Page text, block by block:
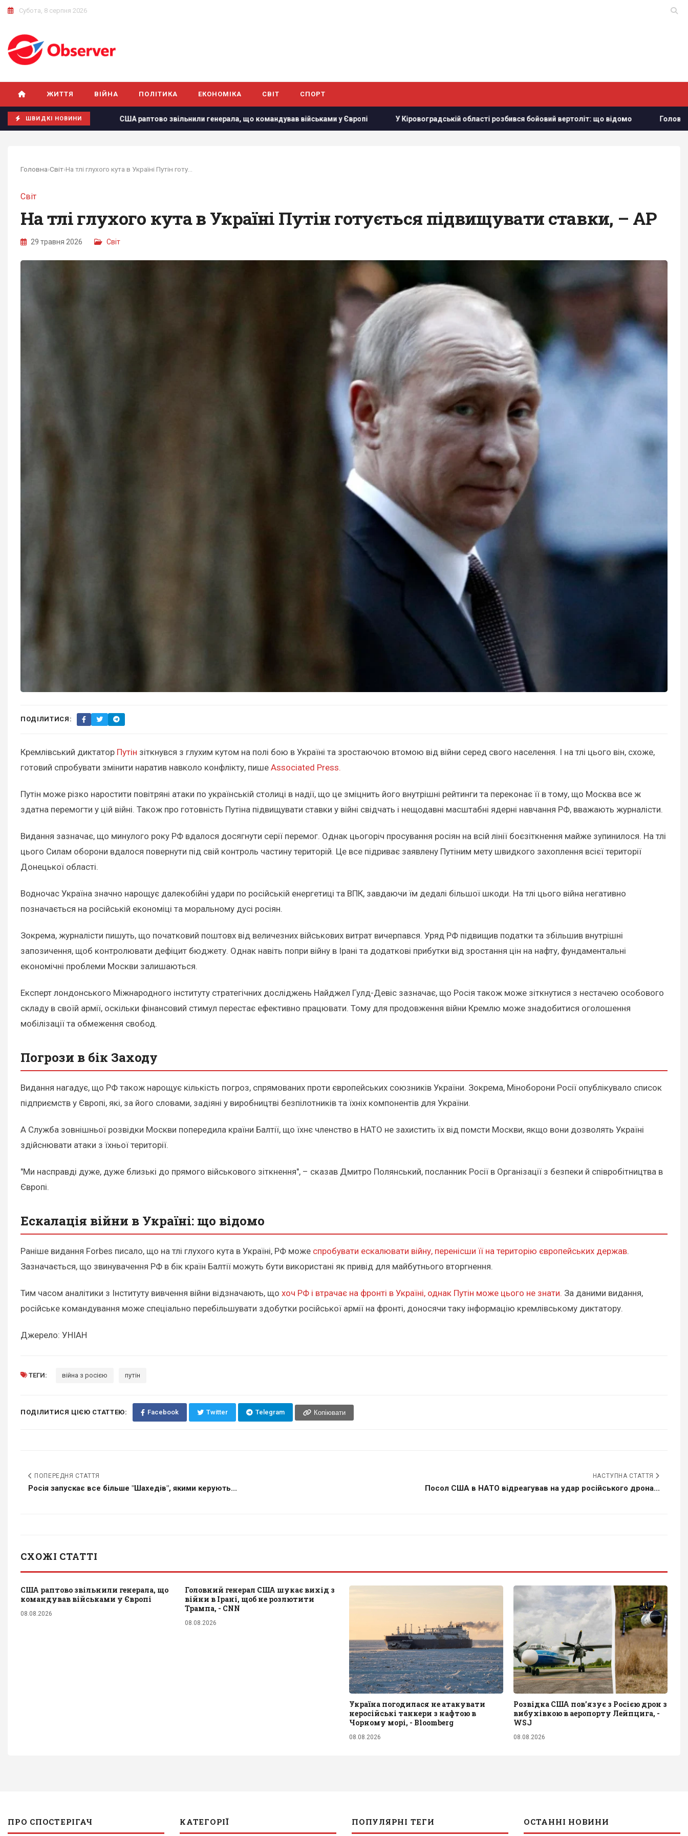
Субота, 8 серпня 2026
ЖИТТЯ ВІЙНА ПОЛІТИКА ЕКОНОМІКА СВІТ СПОРТ
ШВИДКІ НОВИНИ
США раптово звільнили генерала, що командував військами у Європі У Кіровоградській області розбився бойовий вертоліт: що відомо Головний генерал США
Головна›Світ›
Світ
На тлі глухого кута в Україні Путін готується підвищувати ставки, – AP
29 травня 2026 Світ
ПОДІЛИТИСЯ:
Кремлівський диктатор Путін зіткнувся з глухим кутом на полі бою в Україні та зростаючою втомою від війни серед свого населення. І на тлі цього він, схоже,
готовий спробувати змінити наратив навколо конфлікту, пише Associated Press.
Путін може різко наростити повітряні атаки по українській столиці в надії, що це зміцнить його внутрішні рейтинги та переконає її в тому, що Москва все ж
здатна перемогти у цій війні. Також про готовність Путіна підвищувати ставки у війні свідчать і нещодавні масштабні ядерні навчання РФ, вважають журналісти.
Видання зазначає, що минулого року РФ вдалося досягнути серії перемог. Однак цьогоріч просування росіян на всій лінії боєзіткнення майже зупинилося. На тлі
цього Силам оборони вдалося повернути під свій контроль частину територій. Це все підриває заявлену Путіним мету швидкого захоплення всієї території
Донецької області.
Водночас Україна значно нарощує далекобійні удари по російській енергетиці та ВПК, завдаючи їм дедалі більшої шкоди. На тлі цього війна негативно
позначається на російській економіці та моральному дусі росіян.
Зокрема, журналісти пишуть, що початковий поштовх від величезних військових витрат вичерпався. Уряд РФ підвищив податки та збільшив внутрішні
запозичення, щоб контролювати дефіцит бюджету. Однак навіть попри війну в Ірані та додаткові прибутки від зростання цін на нафту, фундаментальні
економічні проблеми Москви залишаються.
Експерт лондонського Міжнародного інституту стратегічних досліджень Найджел Гулд-Девіс зазначає, що Росія також може зіткнутися з нестачею особового
складу в своїй армії, оскільки фінансовий стимул перестає ефективно працювати. Тому для продовження війни Кремлю може знадобитися оголошення
мобілізації та обмеження свобод.
Погрози в бік Заходу
Видання нагадує, що РФ також нарощує кількість погроз, спрямованих проти європейських союзників України. Зокрема, Міноборони Росії опублікувало список
підприємств у Європі, які, за його словами, задіяні у виробництві безпілотників та їхніх компонентів для України.
А Служба зовнішньої розвідки Москви попередила країни Балтії, що їхнє членство в НАТО не захистить їх від помсти Москви, якщо вони дозволять Україні
здійснювати атаки з їхньої території.
"Ми насправді дуже, дуже близькі до прямого військового зіткнення", – сказав Дмитро Полянський, посланник Росії в Організації з безпеки й співробітництва в
Європі.
Ескалація війни в Україні: що відомо
Раніше видання Forbes писало, що на тлі глухого кута в Україні, РФ може спробувати ескалювати війну, перенісши її на територію європейських держав.
Зазначається, що звинувачення РФ в бік країн Балтії можуть бути використані як привід для майбутнього вторгнення.
Тим часом аналітики з Інституту вивчення війни відзначають, що хоч РФ і втрачає на фронті в Україні, однак Путін може цього не знати. За даними видання,
російське командування може спеціально перебільшувати здобутки російської армії на фронті, доносячи таку інформацію кремлівському диктатору.
Джерело: УНІАН
ТЕГИ: війна з росією путін
ПОДІЛИТИСЯ ЦІЄЮ СТАТТЕЮ: Facebook Twitter Telegram Копіювати
ПОПЕРЕДНЯ СТАТТЯ
Росія запускає все більше "Шахедів", якими керують...
НАСТУПНА СТАТТЯ
Посол США в НАТО відреагував на удар російського дрона...
СХОЖІ СТАТТІ
США раптово звільнили генерала, що
командував військами у Європі
08.08.2026
Головний генерал США шукає вихід з
війни в Ірані, щоб не розлютити
Трампа, - CNN
08.08.2026
Україна погодилася не атакувати
неросійські танкери з нафтою в
Чорному морі, - Bloomberg
08.08.2026
Розвідка США пов’язує з Росією дрон з
вибухівкою в аеропорту Лейпцига, -
WSJ
08.08.2026
ПРО СПОСТЕРІГАЧ КАТЕГОРІЇ ПОПУЛЯРНІ ТЕГИ ОСТАННІ НОВИНИ